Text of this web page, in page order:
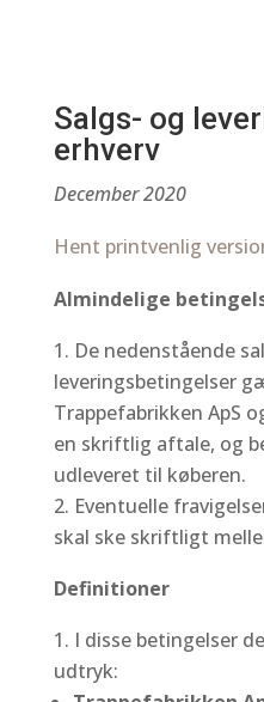
Salgs- og
erhverv
December 2020
Hent printvenlig
Almindelige
De nedenstående
leveringsbetingelser
Trappefabrikken ApS
en skriftlig aftale, og
udleveret til køberen.
Eventuelle
skal ske skriftligt
Definitioner
I disse betingelser
udtryk: